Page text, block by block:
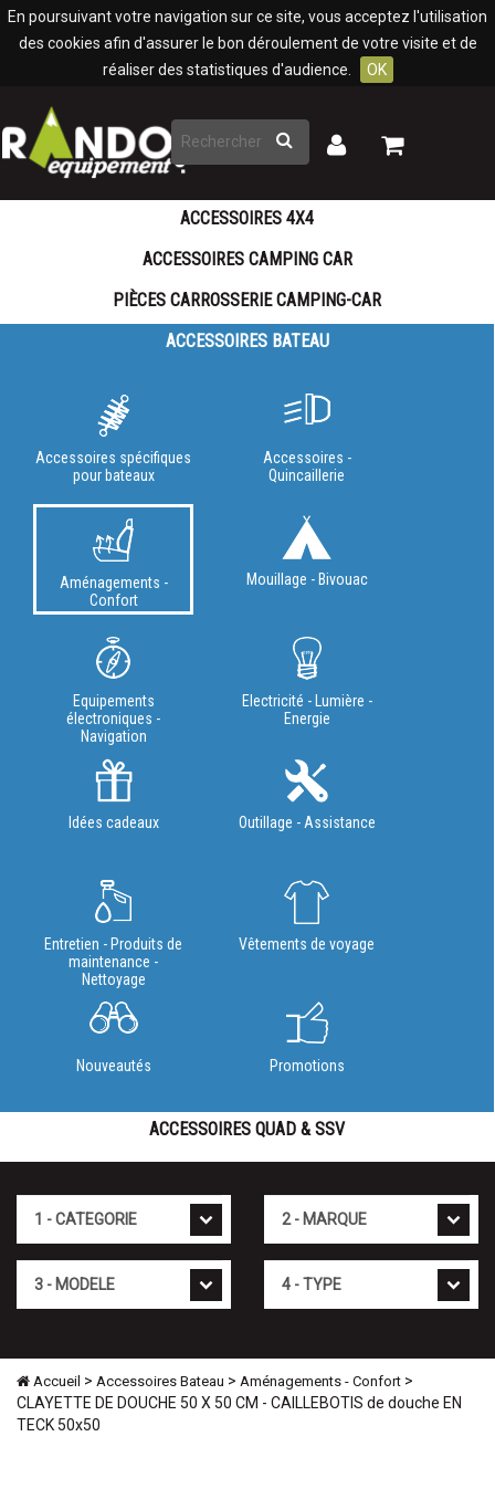
En poursuivant votre navigation sur ce site, vous acceptez l'utilisation
des cookies afin d'assurer le bon déroulement de votre visite et de
réaliser des statistiques d'audience.
OK
Rechercher
Mon
Mon
ACCESSOIRES 4X4
ACCESSOIRES CAMPING CAR
PIÈCES CARROSSERIE CAMPING-CAR
ACCESSOIRES BATEAU
Accessoires spécifiques
pour bateaux
Accessoires -
Quincaillerie
Aménagements -
Confort
Mouillage - Bivouac
Equipements
électroniques -
Navigation
Electricité - Lumière -
Energie
Idées cadeaux Outillage - Assistance
Entretien - Produits de
maintenance -
Nettoyage
Vêtements de voyage
Nouveautés Promotions
ACCESSOIRES QUAD & SSV
Accueil > Accessoires Bateau > Aménagements - Confort >
CLAYETTE DE DOUCHE 50 X 50 CM - CAILLEBOTIS de douche EN
TECK 50x50
Panneau de gestion des cookies